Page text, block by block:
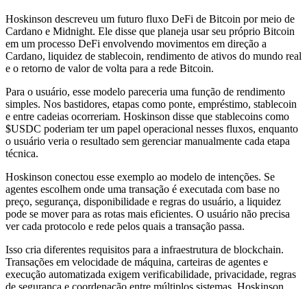
Hoskinson descreveu um futuro fluxo DeFi de Bitcoin por meio de
Cardano e Midnight. Ele disse que planeja usar seu próprio Bitcoin
em um processo DeFi envolvendo movimentos em direção a
Cardano, liquidez de stablecoin, rendimento de ativos do mundo real
e o retorno de valor de volta para a rede Bitcoin.
Para o usuário, esse modelo pareceria uma função de rendimento
simples. Nos bastidores, etapas como ponte, empréstimo, stablecoin
e entre cadeias ocorreriam. Hoskinson disse que stablecoins como
$USDC poderiam ter um papel operacional nesses fluxos, enquanto
o usuário veria o resultado sem gerenciar manualmente cada etapa
técnica.
Hoskinson conectou esse exemplo ao modelo de intenções. Se
agentes escolhem onde uma transação é executada com base no
preço, segurança, disponibilidade e regras do usuário, a liquidez
pode se mover para as rotas mais eficientes. O usuário não precisa
ver cada protocolo e rede pelos quais a transação passa.
Isso cria diferentes requisitos para a infraestrutura de blockchain.
Transações em velocidade de máquina, carteiras de agentes e
execução automatizada exigem verificabilidade, privacidade, regras